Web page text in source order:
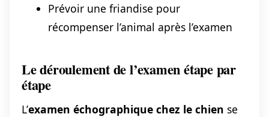
Prévoir une friandise pour
récompenser l’animal après l’examen
Le déroulement de l’examen étape par
étape
L’examen échographique chez le chien se